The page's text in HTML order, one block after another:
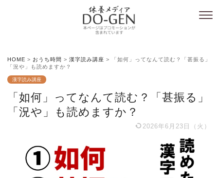
HOME > おうち時間 > 漢字読み講座 >
「如何」ってなんて読む？「甚振る」
「況や」も読めますか？
漢字読み講座
「如何」ってなんて読む？「甚振る」
「況や」も読めますか？
2026年6月23日（火）